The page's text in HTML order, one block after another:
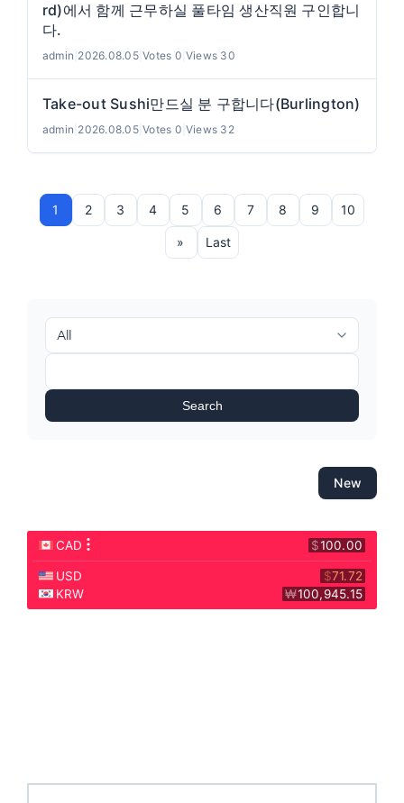
rd)에서 함께 근무하실 풀타임 생산직원 구인합니
다.
admin 2026.08.05|Votes 0 |Views 30
Take-out Sushi만드실 분 구합니다(Burlington)
admin 2026.08.05|Votes 0 |Views 32
1 2 3 4 5 6 7 8 9 10
» Last
Search
New